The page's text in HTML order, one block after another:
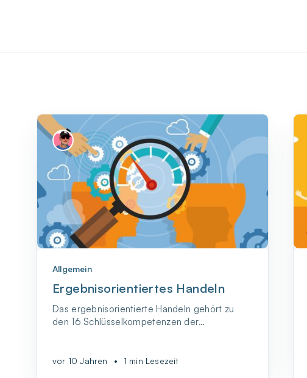
Allgemein
Ergebnisorientiertes Handeln
Das ergebnisorientierte Handeln gehört zu
den 16 Schlüsselkompetenzen der
vor 10 Jahren • 1 min Lesezeit